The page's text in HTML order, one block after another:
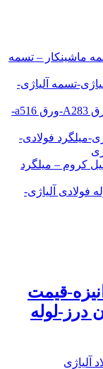
ماشینکار – تسمه
تسمه آلیاژی-
ورق آلیاژی-فروش ورق آلیاژی-ورق A283-ورق a516-
میلگرد فولادی-
کروم – میلگرد
فولادی آلیاژی-
قیمت
درز-لوله
آلیاژی